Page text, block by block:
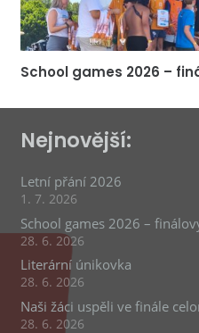
School games 2026 –
Nejnovější:
Letní přání 2026
1. 7. 2026
School games 2026 –
28. 6. 2026
Literární únikovka
28. 6. 2026
Naši žáci uspěli ve finále
28. 6. 2026